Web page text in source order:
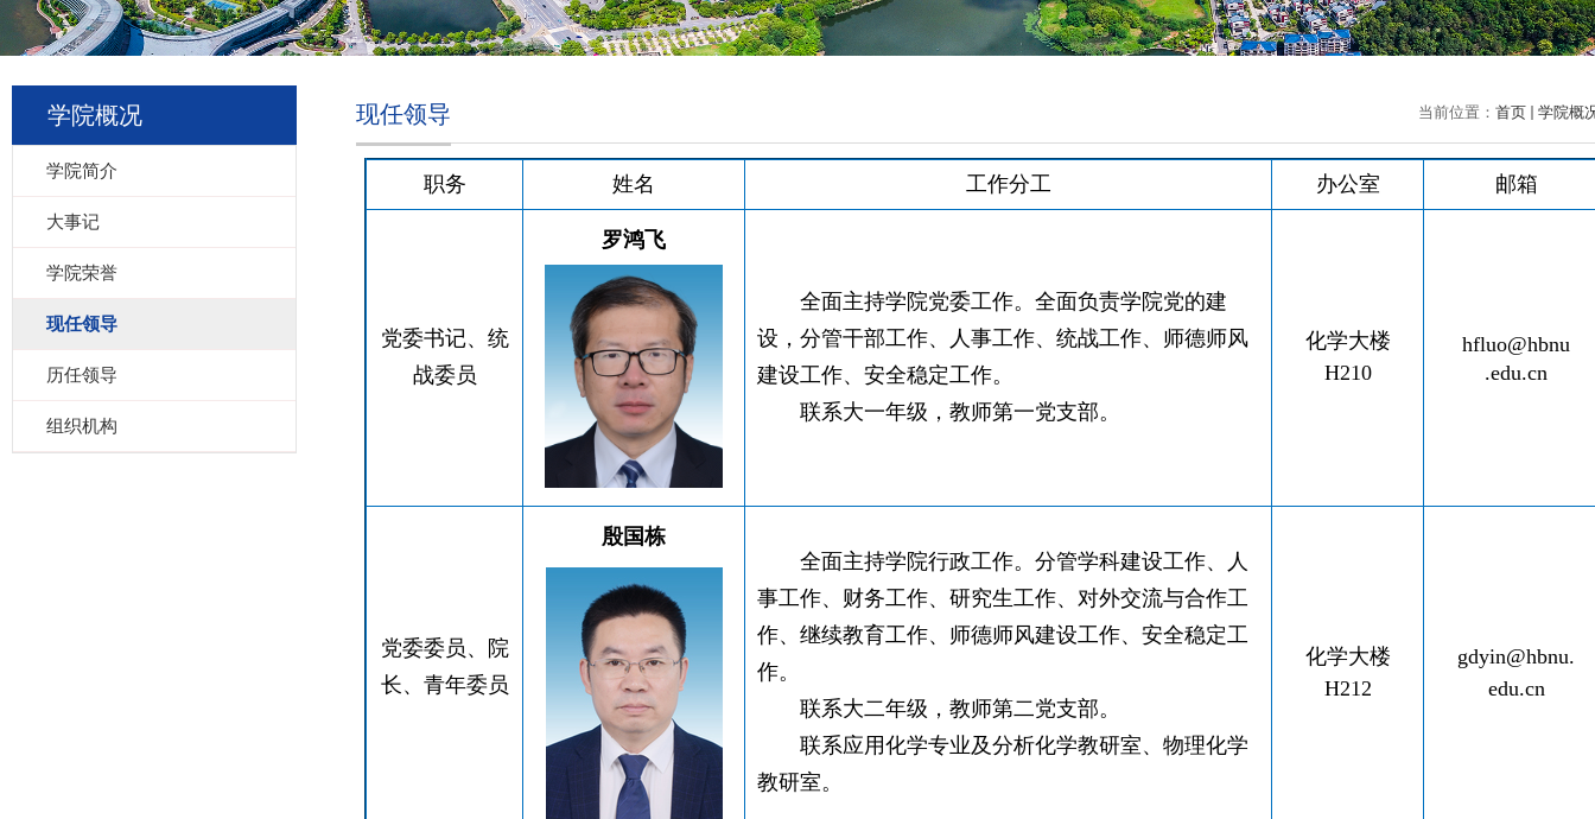
学院概况
学院简介
大事记
学院荣誉
现任领导
历任领导
组织机构
当前位置： 首页 学院概
现任领导
职务 姓名 工作分工 办公室 邮箱
党委书记、统
战委员
罗鸿飞
全面主持学院党委工作。全面负责学院党的建
设，分管干部工作、人事工作、统战工作、师德师风
建设工作、安全稳定工作。
联系大一年级，教师第一党支部。
化学大楼
H210
hfluo@hbnu
.edu.cn
党委委员、院
长、青年委员
殷国栋
全面主持学院行政工作。分管学科建设工作、人
事工作、财务工作、研究生工作、对外交流与合作工
作、继续教育工作、师德师风建设工作、安全稳定工
作。
联系大二年级，教师第二党支部。
联系应用化学专业及分析化学教研室、物理化学
教研室。
化学大楼
H212
gdyin@hbnu.
edu.cn